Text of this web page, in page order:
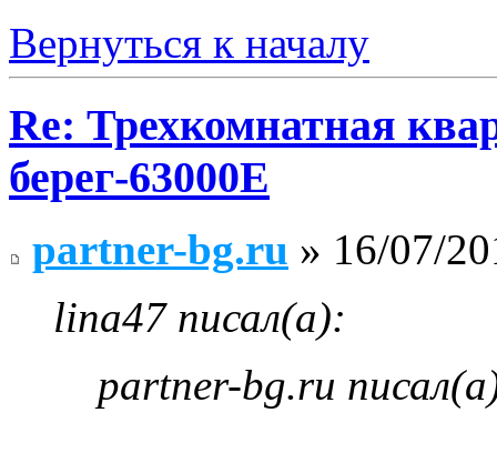
Вернуться к началу
Re: Трехкомнатная
берег-63000E
partner-bg.ru » 16/07/
lina47 писал(а):
partner-bg.ru